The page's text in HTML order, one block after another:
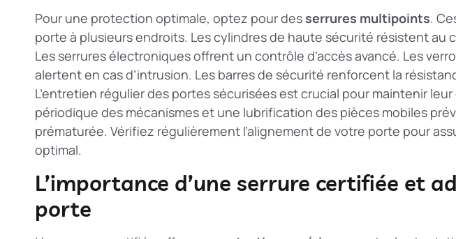
Pour une protection optimale, optez pour des serrures multipoints.
porte à plusieurs endroits. Les cylindres de haute sécurité résistent au
Les serrures électroniques offrent un contrôle d’accès avancé. Les
alertent en cas d’intrusion. Les barres de sécurité renforcent la
L’entretien régulier des portes sécuriséesest crucial pour maintenir
périodique des mécanismes et une lubrification des pièces mobiles
prématurée. Vérifiez régulièrement l’alignement de votre porte pour
optimal.
L’importance d’une serrure certifiée et
porte